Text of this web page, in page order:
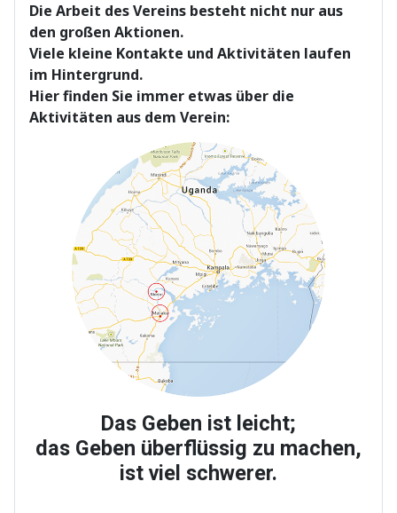
Die Arbeit des Vereins besteht nicht nur aus
den großen Aktionen.
Viele kleine Kontakte und Aktivitäten laufen
im Hintergrund.
Hier finden Sie immer etwas über die
Aktivitäten aus dem Verein:
Das Geben ist leicht;
das Geben überflüssig zu machen,
ist viel schwerer.